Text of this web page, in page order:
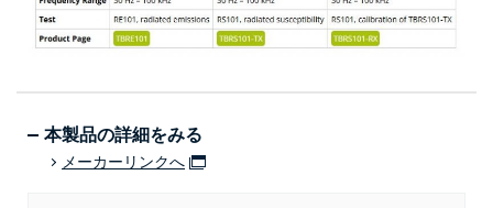
本製品の詳細をみる
メーカーリンクへ